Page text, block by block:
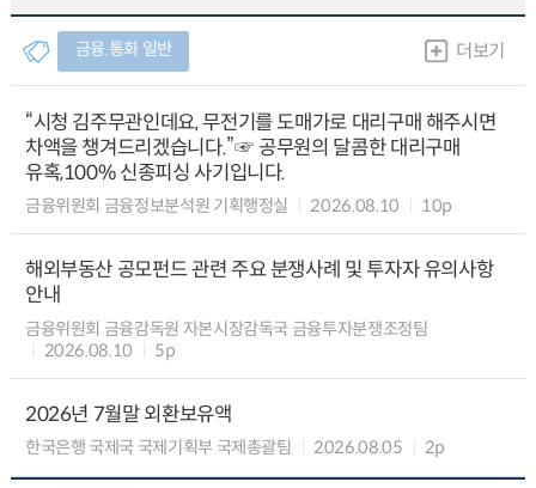
금융.통화 일반 더보기
“시청 김주무관인데요, 무전기를 도매가로 대리구매 해주시면
차액을 챙겨드리겠습니다.”☞ 공무원의 달콤한 대리구매
유혹,100% 신종피싱 사기입니다.
금융위원회 금융정보분석원 기획행정실 2026.08.10 10p
해외부동산 공모펀드 관련 주요 분쟁사례 및 투자자 유의사항
안내
금융위원회 금융감독원 자본시장감독국 금융투자분쟁조정팀
2026.08.10
5p
2026년 7월말 외환보유액
한국은행 국제국 국제기획부 국제총괄팀 2026.08.05 2p